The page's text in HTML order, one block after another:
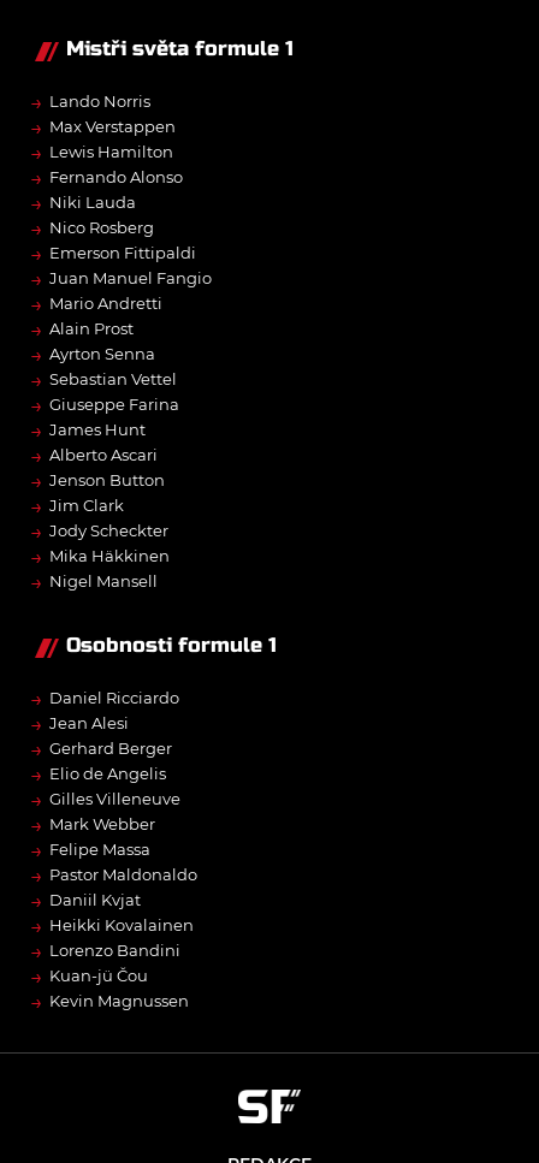
Mistři světa formule 1
→ Lando Norris
→ Max Verstappen
→ Lewis Hamilton
→ Fernando Alonso
→ Niki Lauda
→ Nico Rosberg
→ Emerson Fittipaldi
→ Juan Manuel Fangio
→ Mario Andretti
→ Alain Prost
→ Ayrton Senna
→ Sebastian Vettel
→ Giuseppe Farina
→ James Hunt
→ Alberto Ascari
→ Jenson Button
→ Jim Clark
→ Jody Scheckter
→ Mika Häkkinen
→ Nigel Mansell
Osobnosti formule 1
→ Daniel Ricciardo
→ Jean Alesi
→ Gerhard Berger
→ Elio de Angelis
→ Gilles Villeneuve
→ Mark Webber
→ Felipe Massa
→ Pastor Maldonaldo
→ Daniil Kvjat
→ Heikki Kovalainen
→ Lorenzo Bandini
→ Kuan-jü Čou
→ Kevin Magnussen